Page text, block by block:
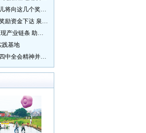
11月16日赛程表来啦！福建健儿将向这几个奖牌发起冲击→
2025年省级新增规上工业企业奖励资金下达 泉州市获补资金居全省首位
晋江发布跨境电商产业地图 展现产业链条 助力“晋品出海”
践基地
周祖翼在漳州宣讲党的二十届四中全会精神并调研